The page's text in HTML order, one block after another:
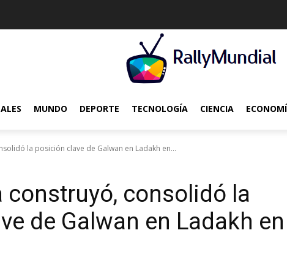
MUNDO DEPORTE TECNOLOGÍA CIENCIA
la posición clave de Galwan en Ladakh en...
construyó, consolidó la
de Galwan en Ladakh en